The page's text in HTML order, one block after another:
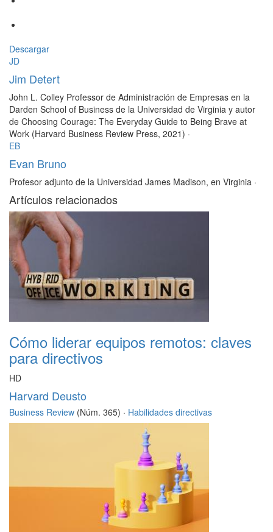
Descargar
JD
Jim Detert
John L. Colley Professor de Administración de Empresas en la
Darden School of Business de la Universidad de Virginia y autor
de Choosing Courage: The Everyday Guide to Being Brave at
Work (Harvard Business Review Press, 2021) ·
EB
Evan Bruno
Profesor adjunto de la Universidad James Madison, en Virginia ·
Artículos relacionados
Cómo liderar equipos remotos: claves
para directivos
HD
Harvard Deusto
Business Review (Núm. 365) · Habilidades directivas